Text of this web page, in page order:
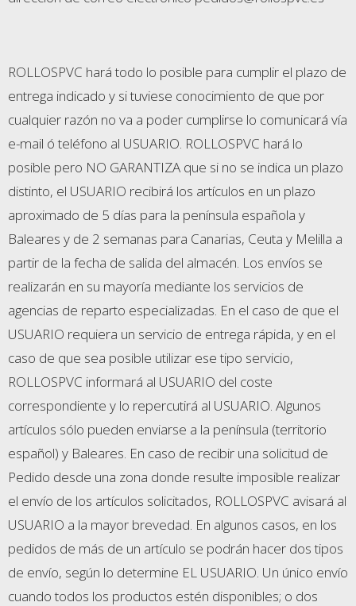
ROLLOSPVC hará todo lo posible para cumplir el plazo de
entrega indicado y si tuviese conocimiento de que por
cualquier razón no va a poder cumplirse lo comunicará vía
e-mail ó teléfono al USUARIO. ROLLOSPVC hará lo
posible pero NO GARANTIZA que si no se indica un plazo
distinto, el USUARIO recibirá los artículos en un plazo
aproximado de 5 días para la península española y
Baleares y de 2 semanas para Canarias, Ceuta y Melilla a
partir de la fecha de salida del almacén. Los envíos se
realizarán en su mayoría mediante los servicios de
agencias de reparto especializadas. En el caso de que el
USUARIO requiera un servicio de entrega rápida, y en el
caso de que sea posible utilizar ese tipo servicio,
ROLLOSPVC informará al USUARIO del coste
correspondiente y lo repercutirá al USUARIO. Algunos
artículos sólo pueden enviarse a la península (territorio
español) y Baleares. En caso de recibir una solicitud de
Pedido desde una zona donde resulte imposible realizar
el envío de los artículos solicitados, ROLLOSPVC avisará al
USUARIO a la mayor brevedad. En algunos casos, en los
pedidos de más de un artículo se podrán hacer dos tipos
de envío, según lo determine EL USUARIO. Un único envío
cuando todos los productos estén disponibles; o dos